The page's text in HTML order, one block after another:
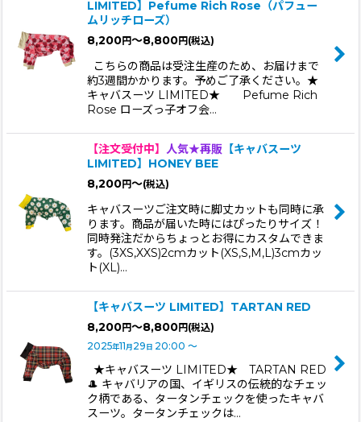
LIMITED】Pefume Rich Rose（パフュー
ムリッチローズ）
8,200円～8,800円 (税込)
こちらの商品は受注生産のため、お届けまで
約3週間かかります。予めご了承ください。★
キャバスーツ LIMITED★ Pefume Rich
Rose ローズっ子オフ会…
【注文受付中】 人気★再販 【キャバスーツ
LIMITED】HONEY BEE
8,200円～(税込)
キャバスーツご注文時に脚丈カットも同時に承
ります。商品が届いた時にはぴったりサイズ！
同時発注だからちょっとお得にカスタムできま
す。(3XS,XXS)2cmカット(XS,S,M,L)3cmカッ
ト(XL)…
【キャバスーツ LIMITED】TARTAN RED
8,200円～8,800円 (税込)
2025年11月29日 20:00 ～
★キャバスーツ LIMITED★ TARTAN RED
🎩 キャバリアの国、イギリスの伝統的なチェッ
ク柄である、タータンチェックを使ったキャバ
スーツ。タータンチェックは…